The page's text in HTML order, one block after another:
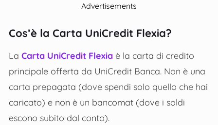
Advertisements
Cos’è la Carta UniCredit Flexia?
La Carta UniCredit Flexiaè la carta di credito
principale offerta da UniCredit Banca. Non è una
carta prepagata (dove spendi solo quello che hai
caricato) e non è un bancomat (dove i soldi
escono subito dal conto).